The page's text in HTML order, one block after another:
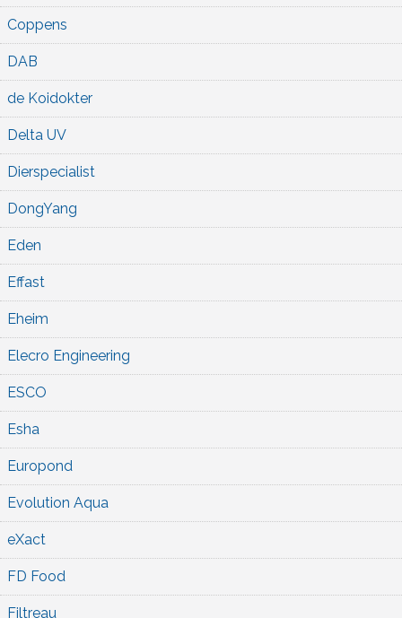
Coppens
DAB
de Koidokter
Delta UV
Dierspecialist
DongYang
Eden
Effast
Eheim
Elecro Engineering
ESCO
Esha
Europond
Evolution Aqua
eXact
FD Food
Filtreau